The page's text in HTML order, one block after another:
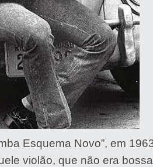
Esquema Novo”, em
violão, que não era